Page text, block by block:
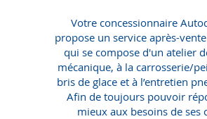
CONTACT
Votre concessionnaire
propose un service après-
qui se compose d'un atelier
mécanique, à la carrosserie/
bris de glace et à l’entretien
Afin de toujours pouvoir
mieux aux besoins de ses